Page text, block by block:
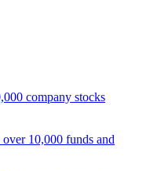
company stocks
over 10,000 funds and